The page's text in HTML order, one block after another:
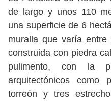
de largo y unos 110
una superficie de 6
muralla que varía
construida con piedra
pulimento, con la
arquitectónicos como
torreón y tres